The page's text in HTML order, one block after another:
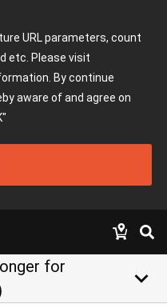
URL parameters, count
etc. Please visit
By continue
aware of and agree on
for
keyboard_arrow_down